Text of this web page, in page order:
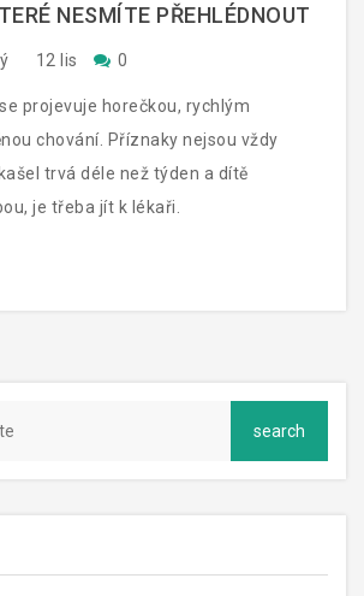
NESMÍTE PŘEHLÉDNOUT
12 lis 0
projevuje horečkou, rychlým
chování. Příznaky nejsou vždy
trvá déle než týden a dítě
je třeba jít k lékaři.